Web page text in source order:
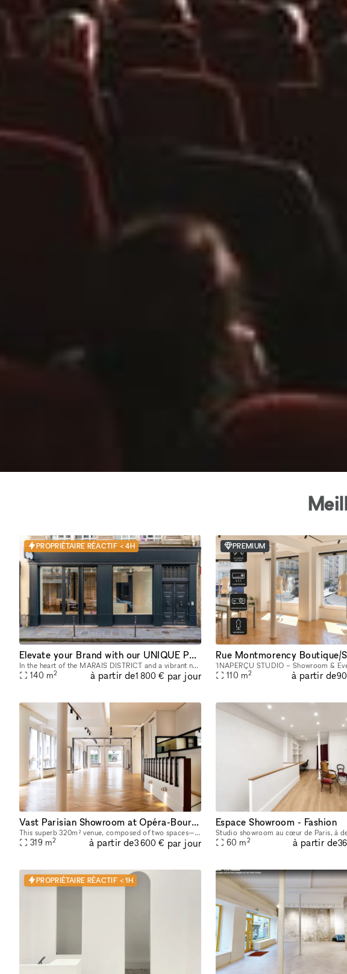
PROPRIÉTAIRE RÉACTIF < 4H
Elevate your Brand with our UNIQUE POP UP SPACE in PARIS Marais
In the heart of the MARAIS DISTRICT and a vibrant neighborhood, our space provides you with an outstanding FRONTAGE, VOLUME and ARCHITECTURE. The location is very interesting as it is on a real sho
140 m2 à partir de1 800 € par jour
PREMIUM
Rue Montmorency Boutique/
110 m2 à partir de
Vast Parisian Showroom at Opéra-Bourse
This superb 320m² venue, composed of two spaces—a 220m² area on the first floor and a 100m² room on the ground floor—is available for short-term rental to host your Showrooms, Pop-Up Stores, Temporar
319 m2 à partir de3 600 € par jour
Espace Showroom - Fashion
60 m2 à partir de
PROPRIÉTAIRE RÉACTIF < 1H